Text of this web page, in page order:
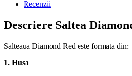
Recenzii
Descriere Saltea
Salteaua Diamond Red este formata din:
1. Husa